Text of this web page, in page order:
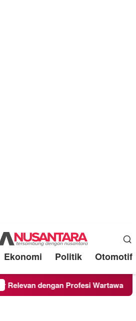
Ekonomi Politik Otomotif
dengan Profesi Wartawan